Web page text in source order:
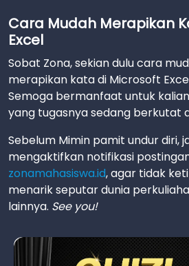
Cara Mudah Merapikan
Excel
Sobat Zona, sekian dulu cara
merapikan kata di Microsoft
Semoga bermanfaat untuk
yang tugasnya sedang berkutat
Sebelum Mimin pamit undur diri,
mengaktifkan notifikasi
zonamahasiswa.id, agar tidak
menarik seputar dunia
lainnya. See you!